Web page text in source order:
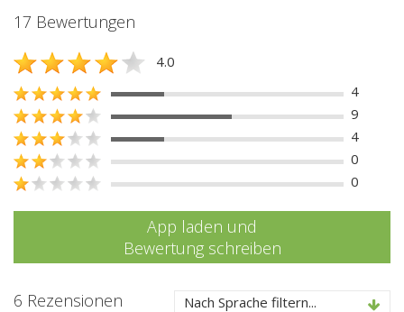
17 Bewertungen
4.0
4
9
4
0
0
App laden und
Bewertung schreiben
6 Rezensionen Nach Sprache filtern...